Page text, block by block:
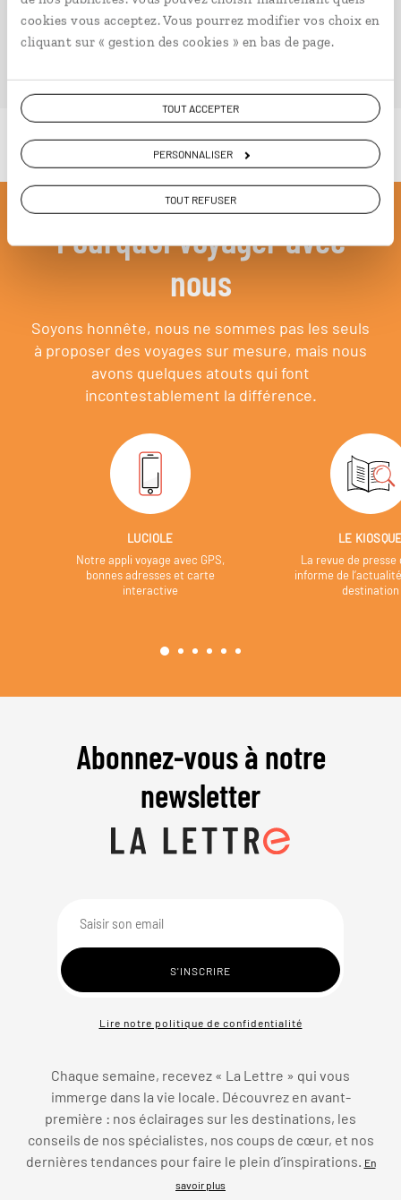
cookies vous acceptez. Vous pourrez modifier vos choix en
cliquant sur « gestion des cookies » en bas de page.
TOUT ACCEPTER
PERSONNALISER
TOUT REFUSER
Pourquoi voyager avec
nous
Soyons honnête, nous ne sommes pas les seuls
à proposer des voyages sur mesure, mais nous
avons quelques atouts qui font
incontestablement la différence.
LUCIOLE
Notre appli voyage avec GPS,
bonnes adresses et carte
interactive
LE
La revue de presse
informe de
destination
Abonnez-vous à notre
newsletter
Lire notre politique de confidentialité
Chaque semaine, recevez « La Lettre » qui vous
immerge dans la vie locale. Découvrez en avant-
première : nos éclairages sur les destinations, les
conseils de nos spécialistes, nos coups de cœur, et nos
dernières tendances pour faire le plein d’inspirations. En
savoir plus